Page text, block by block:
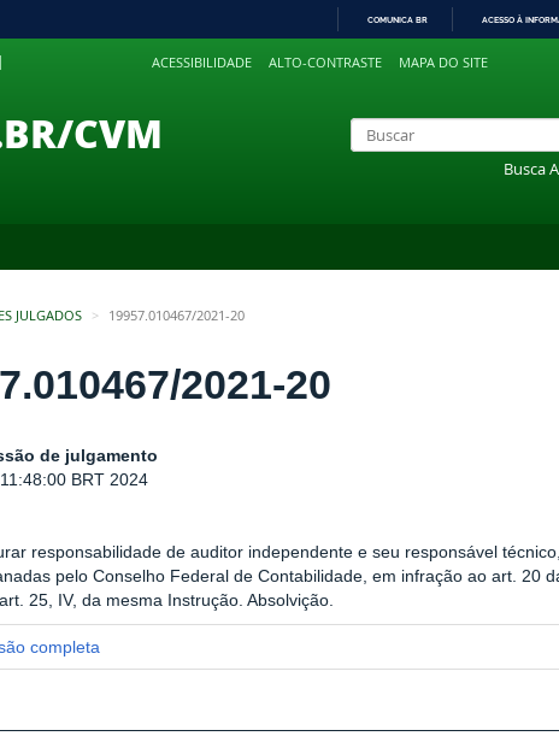
PARA
COMUNICA BR ACESSO À
ACESSIBILIDADE ALTO-CONTRASTE MAPA DO SITE
CVM
Busca
JULGADOS 19957.010467/2021-20
2021-20
de julgamento
BRT 2024
responsabilidade de auditor independente e seu responsável
pelo Conselho Federal de Contabilidade, em infração ao art. 20
25, IV, da mesma Instrução. Absolvição.
completa